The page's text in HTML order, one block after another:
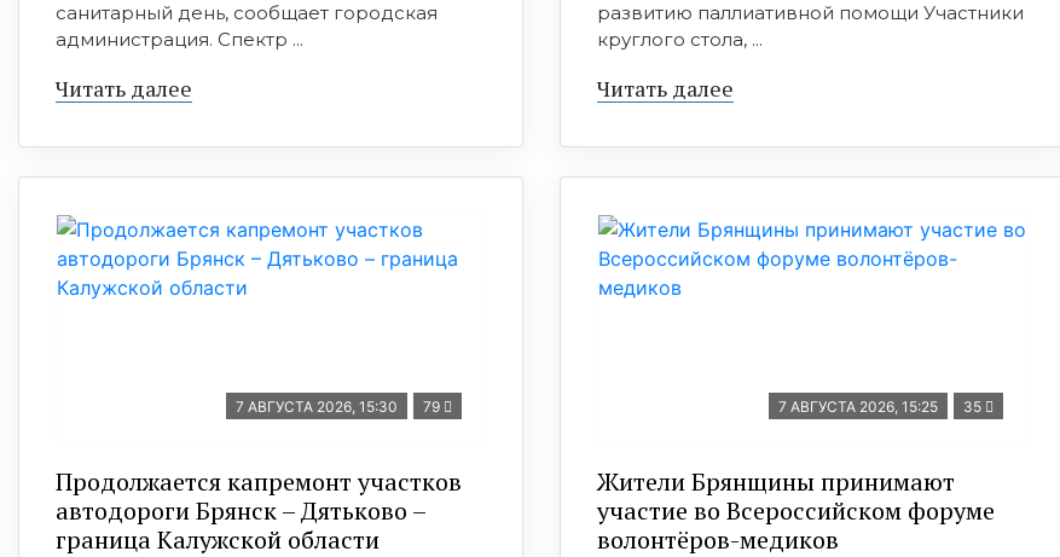
санитарный день, сообщает городская
администрация. Спектр ...
Читать далее
развитию паллиативной помощи Участники
круглого стола, ...
Читать далее
7 АВГУСТА 2026, 15:30 79
Продолжается капремонт участков
автодороги Брянск – Дятьково –
граница Калужской области
7 АВГУСТА 2026, 15:25 35
Жители Брянщины принимают
участие во Всероссийском форуме
волонтёров-медиков